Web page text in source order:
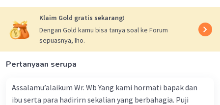
Iklan
Klaim Gold gratis sekarang!
Dengan Gold kamu bisa tanya soal ke Forum
sepuasnya, lho.
Pertanyaan serupa
Assalamu’alaikum Wr. Wb Yang kami hormati bapak dan
ibu serta para hadirirn sekalian yang berbahagia. Puji